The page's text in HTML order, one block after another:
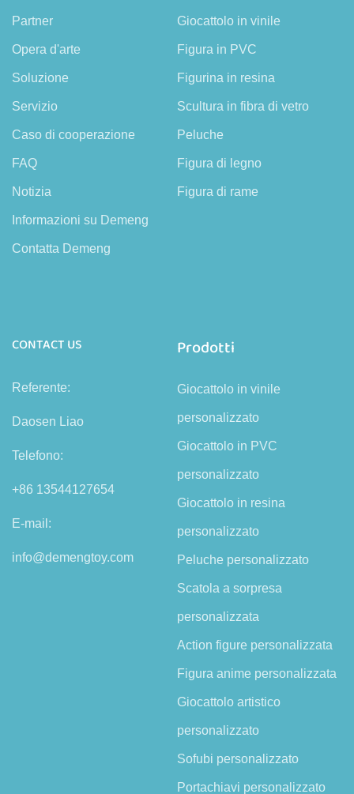
Partner
Opera d'arte
Soluzione
Servizio
Caso di cooperazione
FAQ
Notizia
Informazioni su Demeng
Contatta Demeng
Giocattolo in vinile
Figura in PVC
Figurina in resina
Scultura in fibra di vetro
Peluche
Figura di legno
Figura di rame
CONTACT US
Referente:
Daosen Liao
Telefono:
+86 13544127654
E-mail:
info@demengtoy.com
Prodotti
Giocattolo in vinile
personalizzato
Giocattolo in PVC
personalizzato
Giocattolo in resina
personalizzato
Peluche personalizzato
Scatola a sorpresa
personalizzata
Action figure personalizzata
Figura anime personalizzata
Giocattolo artistico
personalizzato
Sofubi personalizzato
Portachiavi personalizzato